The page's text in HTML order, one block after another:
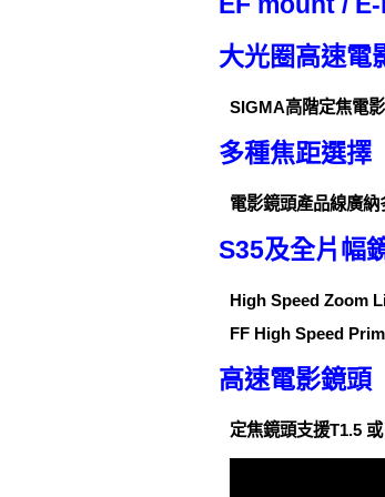
大光圈高速電
SIGMA高階定焦電
多種焦距選擇
電影鏡頭產品線廣
S35及全片幅
High Speed Zoom
FF High Speed
高速電影鏡頭
定焦鏡頭支援T1.5